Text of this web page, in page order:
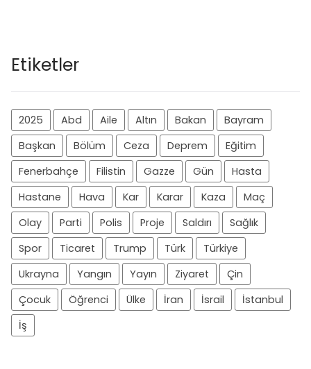
Etiketler
2025 Abd Aile Altın Bakan
Bayram
Başkan
Bölüm Ceza Deprem
Eğitim
Fenerbahçe
Filistin Gazze Gün
Hasta
Hastane
Hava Kar Karar Kaza
Maç
Olay
Parti Polis Proje Saldırı
Sağlık
Spor
Ticaret Trump Türk
Türkiye
Ukrayna
Yangın Yayın Ziyaret
Çin
Çocuk
Öğrenci Ülke İran İsrail
İstanbul
İş